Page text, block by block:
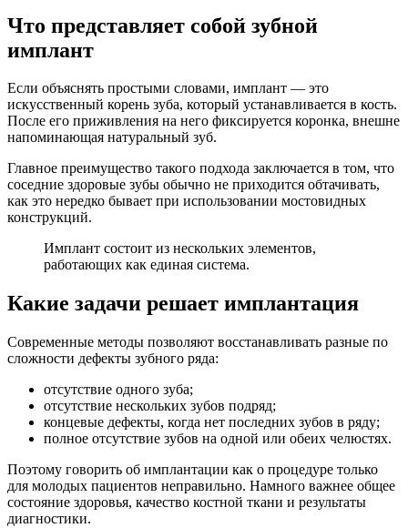
Что представляет собой зубной
имплант
Если объяснять простыми словами, имплант — это
искусственный корень зуба, который устанавливается в кость.
После его приживления на него фиксируется коронка, внешне
напоминающая натуральный зуб.
Главное преимущество такого подхода заключается в том, что
соседние здоровые зубы обычно не приходится обтачивать,
как это нередко бывает при использовании мостовидных
конструкций.
Имплант состоит из нескольких элементов,
работающих как единая система.
Какие задачи решает имплантация
Современные методы позволяют восстанавливать разные по
сложности дефекты зубного ряда:
отсутствие одного зуба;
отсутствие нескольких зубов подряд;
концевые дефекты, когда нет последних зубов в ряду;
полное отсутствие зубов на одной или обеих челюстях.
Поэтому говорить об имплантации как о процедуре только
для молодых пациентов неправильно. Намного важнее общее
состояние здоровья, качество костной ткани и результаты
диагностики.